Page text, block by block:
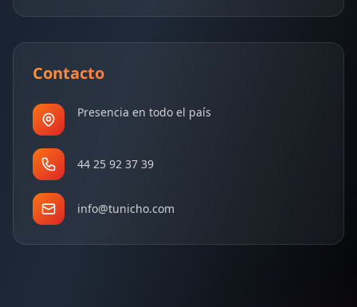
Contacto
Presencia en todo el país
44 25 92 37 39
info@tunicho.com